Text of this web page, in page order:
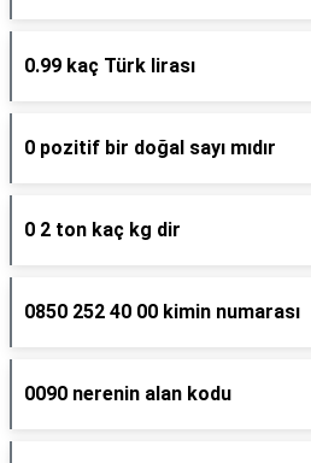
0.99 kaç Türk lirası
0 pozitif bir doğal sayı mıdır
0 2 ton kaç kg dir
0850 252 40 00 kimin numarası
0090 nerenin alan kodu